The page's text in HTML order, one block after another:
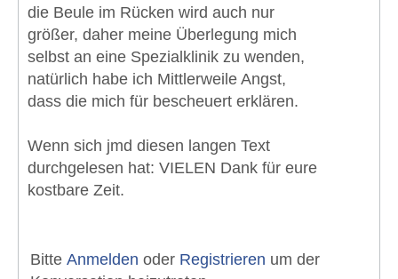
die Beule im Rücken wird auch nur
größer, daher meine Überlegung mich
selbst an eine Spezialklinik zu wenden,
natürlich habe ich Mittlerweile Angst,
dass die mich für bescheuert erklären.
Wenn sich jmd diesen langen Text
durchgelesen hat: VIELEN Dank für eure
kostbare Zeit.
Bitte Anmelden oder Registrieren um der